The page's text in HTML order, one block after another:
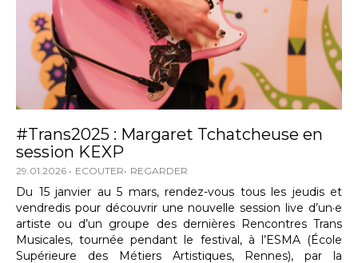
#Trans2025 : Margaret Tchatcheuse en
session KEXP
29.01.2026 ECOUTER REGARDER
Du 15 janvier au 5 mars, rendez-vous tous les jeudis et
vendredis pour découvrir une nouvelle session live d’un·e
artiste ou d’un groupe des dernières Rencontres Trans
Musicales, tournée pendant le festival, à l’ESMA (École
Supérieure des Métiers Artistiques, Rennes), par la